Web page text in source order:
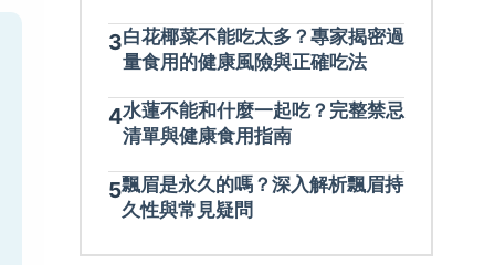
3白花椰菜不能吃太多？專家揭密過
量食用的健康風險與正確吃法
4水蓮不能和什麼一起吃？完整禁忌
清單與健康食用指南
5飄眉是永久的嗎？深入解析飄眉持
久性與常見疑問